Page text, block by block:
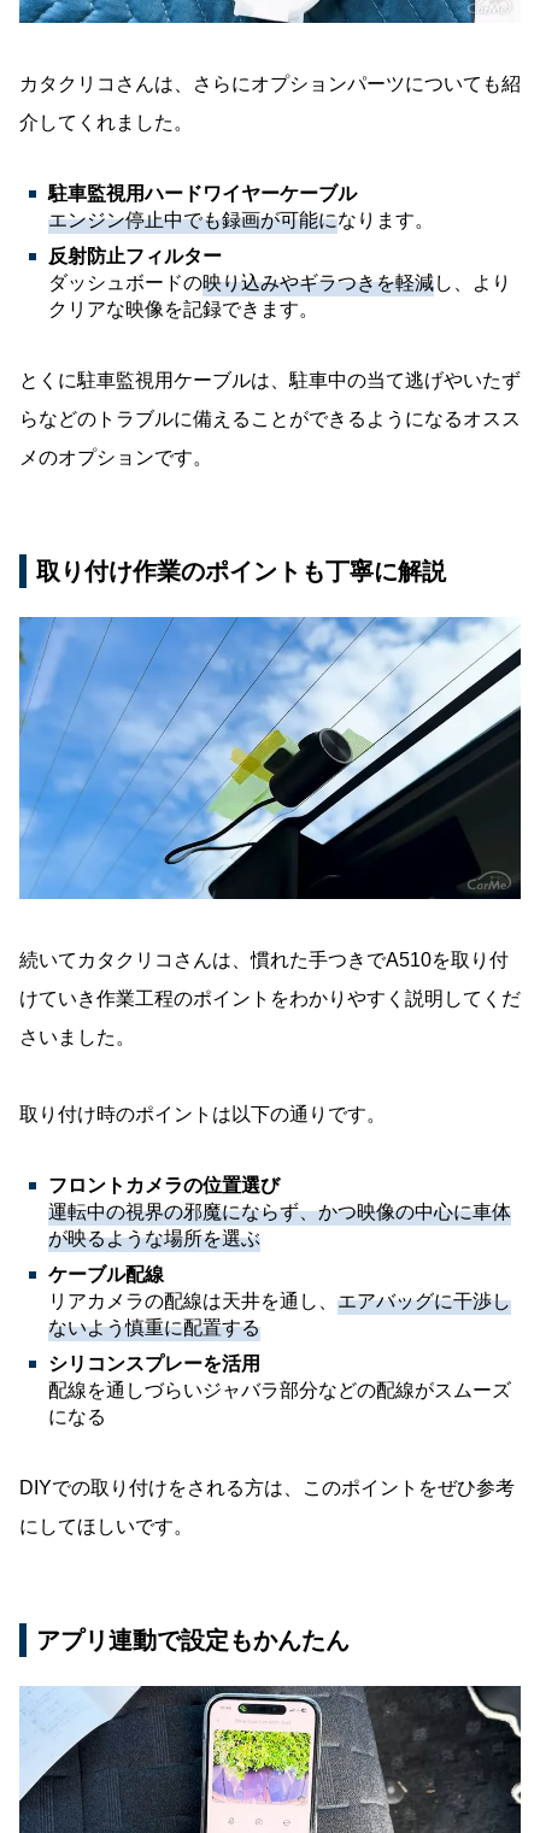
カタクリコさんは、さらにオプションパーツについても紹
介してくれました。
駐車監視用ハードワイヤーケーブル
エンジン停止中でも録画が可能になります。
反射防止フィルター
ダッシュボードの映り込みやギラつきを軽減し、より
クリアな映像を記録できます。
とくに駐車監視用ケーブルは、駐車中の当て逃げやいたず
らなどのトラブルに備えることができるようになるオスス
メのオプションです。
取り付け作業のポイントも丁寧に解説
続いてカタクリコさんは、慣れた手つきでA510を取り付
けていき作業工程のポイントをわかりやすく説明してくだ
さいました。
取り付け時のポイントは以下の通りです。
フロントカメラの位置選び
運転中の視界の邪魔にならず、かつ映像の中心に車体
が映るような場所を選ぶ
ケーブル配線
リアカメラの配線は天井を通し、 エアバッグに干渉し
ないよう慎重に配置する
シリコンスプレーを活用
配線を通しづらいジャバラ部分などの配線がスムーズ
になる
DIYでの取り付けをされる方は、このポイントをぜひ参考
にしてほしいです。
アプリ連動で設定もかんたん